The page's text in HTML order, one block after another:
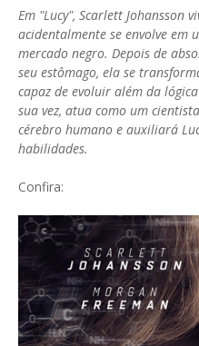
Em "Lucy", Scarlett Johansson
acidentalmente se envolve em
mercado negro. Depois de
seu estômago, ela se
capaz de evoluir além da
sua vez, atua como um
cérebro humano e auxiliará
habilidades.
Confira: